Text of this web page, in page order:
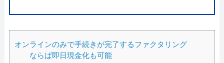
オンラインのみで手続きが完了するファクタリング
ならば即日現金化も可能